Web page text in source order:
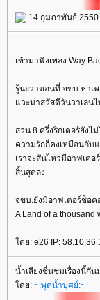
14 กุมภาพันธ์ 2550
เข้ามาฟังเพลง Way
รู้นะว่าตอนที่ จขบ.หาเ
วะมาสวัสดีวันวาเลนไ
ส่วน 8 ครึ่งริกเตอร์ยังไ
ความรักก็คงเหมือนกับ
เราจะสั่นไหวมีอาฟเต
สิ้นสุดลง
จขบ.ยังมีอาฟเตอร์ช็อค
A Land of a thousand
ดย: e26 IP:
น้ำเสียงชื่นชมเรื่องนี้กั
ดย: ~:พุดน้ำบุศย์:~